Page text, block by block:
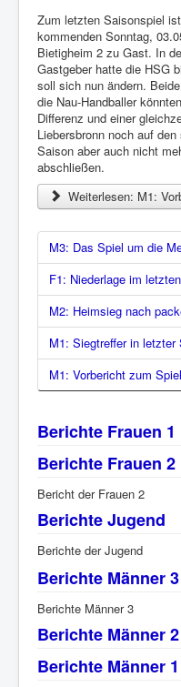
Zum letzten Saisonspiel
kommenden Sonntag,
Bietigheim 2 zu Gast. In
Gastgeber hatte die HSG
soll sich nun ändern.
die Nau-Handballer
Differenz und einer
Liebersbronn noch auf
Saison aber auch nicht
abschließen.
Weiterlesen: M1:
M3: Das Spiel um die
F1: Niederlage im
M2: Heimsieg nach
M1: Siegtreffer in
M1: Vorbericht zum
Berichte Frauen 1
Berichte Frauen 2
Bericht der Frauen 2
Berichte Jugend
Berichte der Jugend
Berichte mJugend
Berichte der mJugend A
Berichte mJugend
Berichte der mJugend B
Berichte Männer 3
Berichte Männer 3
Berichte Männer 2
Berichte Männer 1